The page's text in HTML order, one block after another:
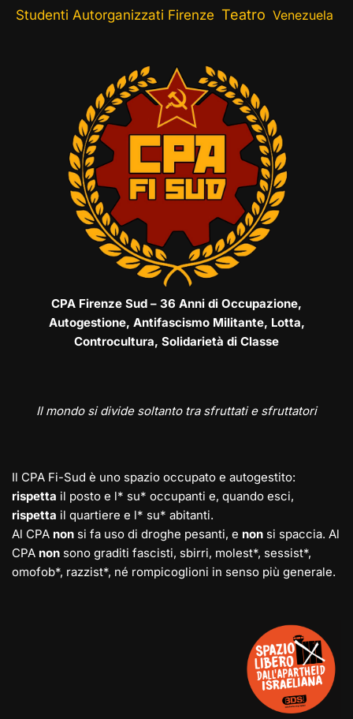
Studenti Autorganizzati Firenze Teatro Venezuela
CPA Firenze Sud – 36 Anni di Occupazione,
Autogestione, Antifascismo Militante, Lotta,
Controcultura, Solidarietà di Classe
Il mondo si divide soltanto tra sfruttati e sfruttatori
Il CPA Fi-Sud è uno spazio occupato e autogestito:
rispetta il posto e l* su* occupanti e, quando esci,
rispetta il quartiere e l* su* abitanti.
Al CPA non si fa uso di droghe pesanti, e non si spaccia. Al
CPA non sono graditi fascisti, sbirri, molest*, sessist*,
omofob*, razzist*, né rompicoglioni in senso più generale.